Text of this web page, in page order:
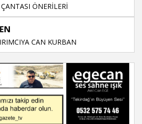
ÖNERİLERİ
CAN KURBAN